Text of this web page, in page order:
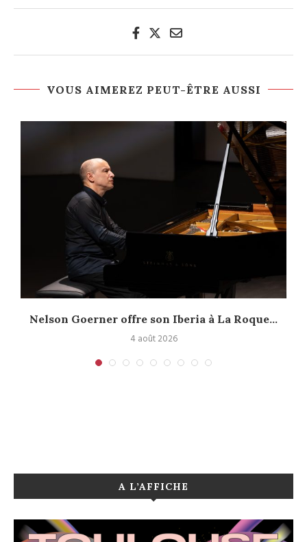
VOUS AIMEREZ PEUT-ÊTRE AUSSI
Nelson Goerner offre son Iberia à La Roque...
4 août 2026
A L’AFFICHE